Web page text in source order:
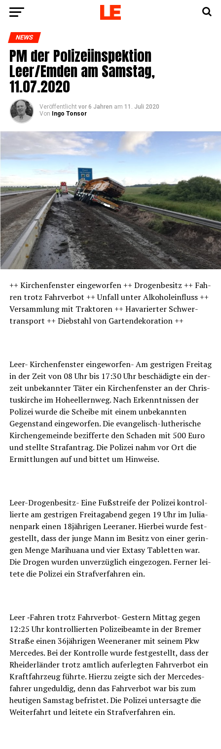
NEWS
PM der Poli­zei­in­spek­ti­on
Leer/Emden am Sams­tag,
11.07.2020
Veröffentlicht vor 6 Jahren am 11. Juli 2020
Von
Ingo Tonsor
++ Kir­chen­fens­ter ein­ge­wor­fen ++ Dro­gen­be­sitz ++ Fah­
ren trotz Fahr­ver­bot ++ Unfall unter Alko­hol­ein­fluss ++
Ver­samm­lung mit Trak­to­ren ++ Hava­rier­ter Schwer­
trans­port ++ Dieb­stahl von Gartendekoration ++
Leer- Kir­chen­fens­ter ein­ge­wor­fen- Am gest­ri­gen Frei­tag
in der Zeit von 08 Uhr bis 17:30 Uhr beschä­dig­te ein der­
zeit unbe­kann­ter Täter ein Kir­chen­fens­ter an der Chris­
tus­kir­che im Hoheel­lern­weg. Nach Erkennt­nis­sen der
Poli­zei wur­de die Schei­be mit einem unbe­kann­ten
Gegen­stand ein­ge­wor­fen. Die evan­ge­lisch-luthe­ri­sche
Kir­chen­ge­mein­de bezif­fer­te den Scha­den mit 500 Euro
und stell­te Straf­an­trag. Die Poli­zei nahm vor Ort die
Ermitt­lun­gen auf und bit­tet um Hinweise.
Leer-Dro­gen­be­sitz- Eine Fuß­strei­fe der Poli­zei kon­trol­
lier­te am gest­ri­gen Frei­tag­abend gegen 19 Uhr im Julia­
nen­park einen 18jährigen Leera­ner. Hier­bei wur­de fest­
ge­stellt, dass der jun­ge Mann im Besitz von einer gerin­
gen Men­ge Mari­hua­na und vier Exta­sy Tablet­ten war.
Die Dro­gen wur­den unver­züg­lich ein­ge­zo­gen. Fer­ner lei­
te­te die Poli­zei ein Straf­ver­fah­ren ein.
Leer ‑Fah­ren trotz Fahr­ver­bot- Ges­tern Mit­tag gegen
12:25 Uhr kon­trol­lier­ten Poli­zei­be­am­te in der Bre­mer
Stra­ße einen 36jährigen Weenera­ner mit sei­nem Pkw
Mer­ce­des. Bei der Kon­trol­le wur­de fest­ge­stellt, dass der
Rhei­der­län­der trotz amt­lich auf­er­leg­ten Fahr­ver­bot ein
Kraft­fahr­zeug führ­te. Hier­zu zeig­te sich der Mer­ce­des­
fah­rer unge­dul­dig, denn das Fahr­ver­bot war bis zum
heu­ti­gen Sams­tag befris­tet. Die Poli­zei unter­sag­te die
Wei­ter­fahrt und lei­te­te ein Straf­ver­fah­ren ein.